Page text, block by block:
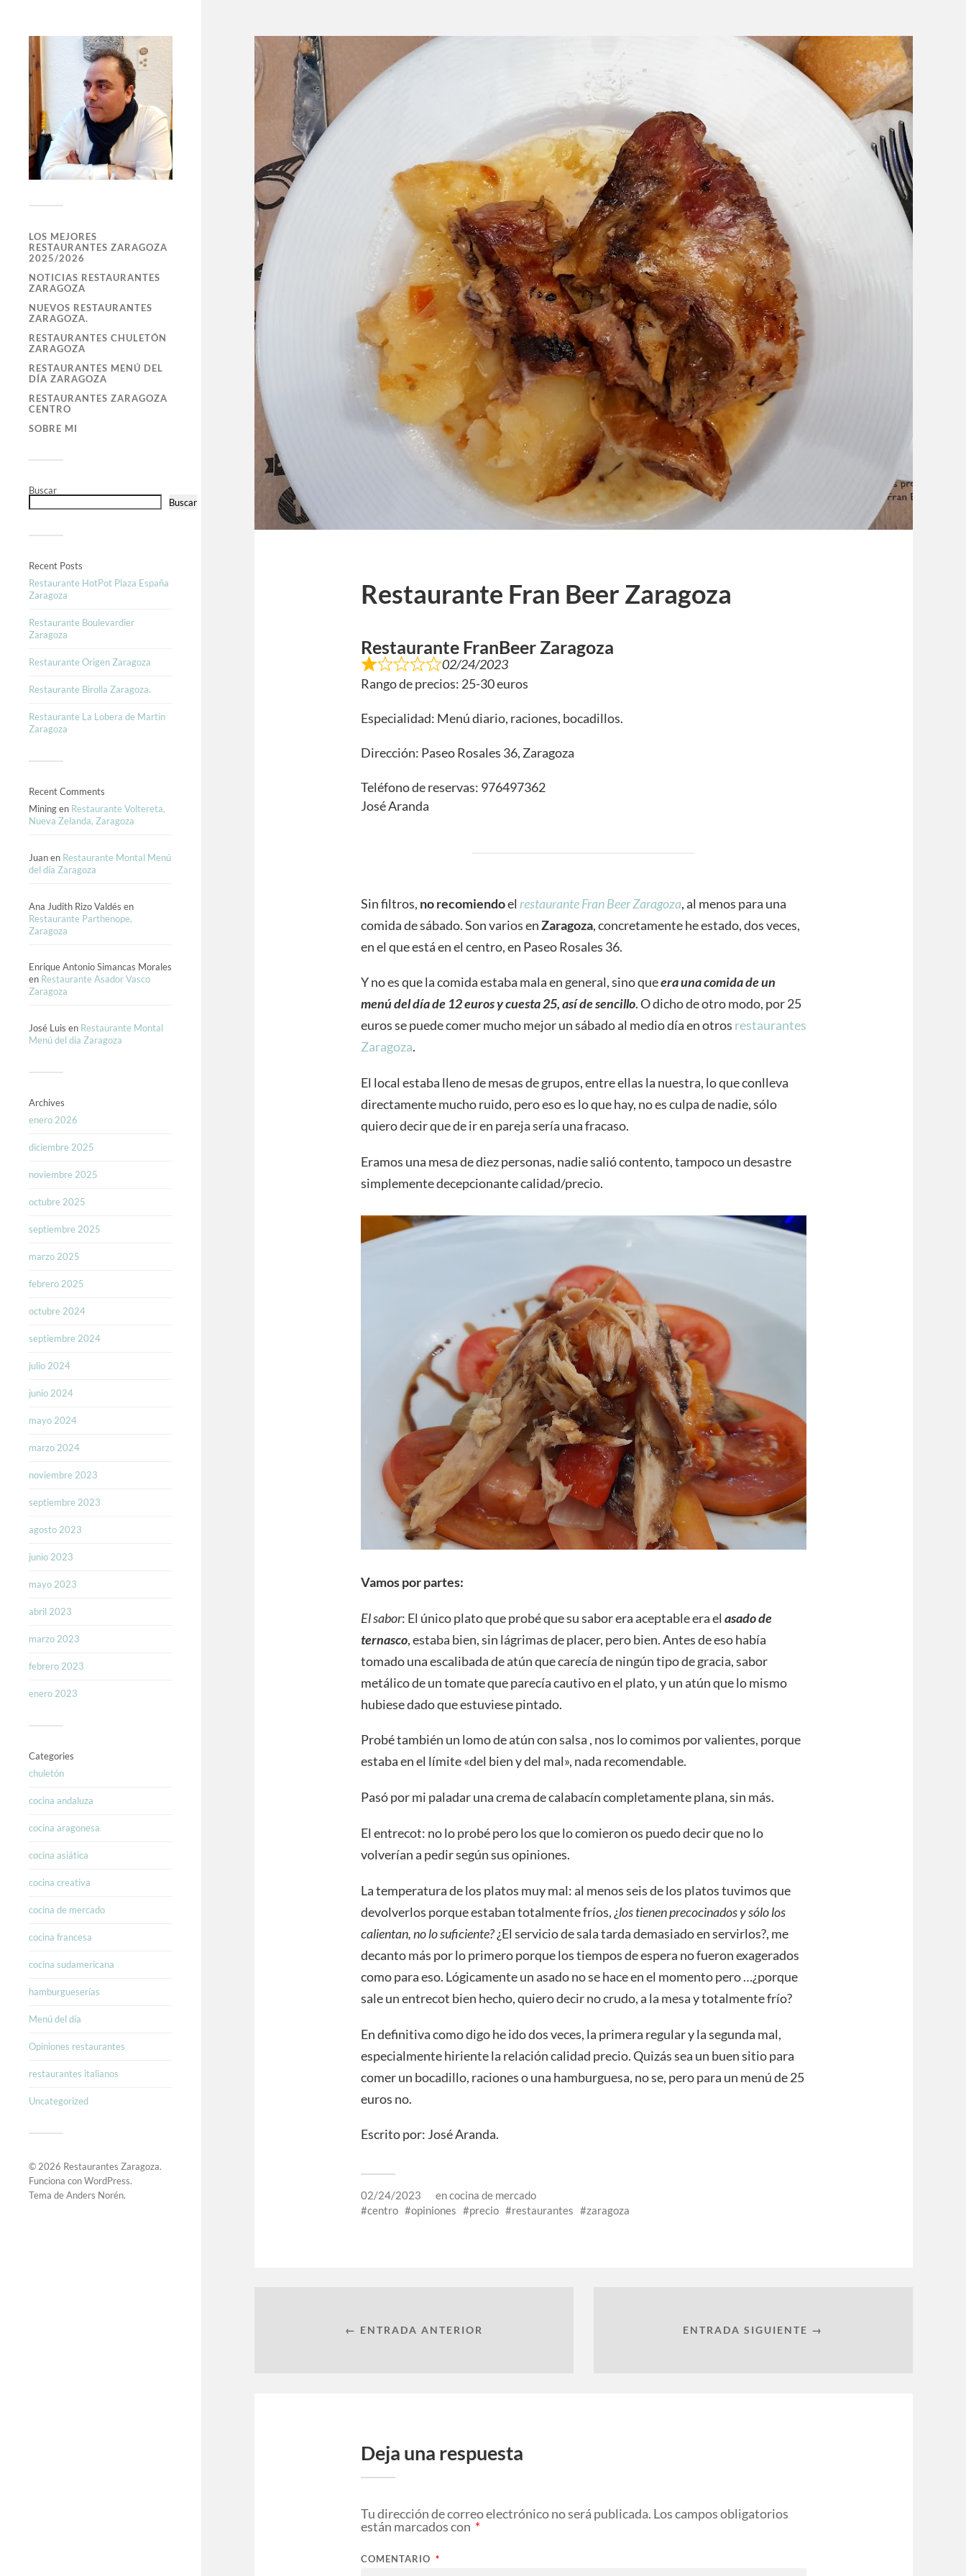
LOS MEJORES
RESTAURANTES ZARAGOZA
2025/2026
NOTICIAS RESTAURANTES
ZARAGOZA
NUEVOS RESTAURANTES
ZARAGOZA.
RESTAURANTES CHULETÓN
ZARAGOZA
RESTAURANTES MENÚ DEL
DÍA ZARAGOZA
RESTAURANTES ZARAGOZA
CENTRO
SOBRE MI
Buscar
Buscar
Recent Posts
Restaurante HotPot Plaza España
Zaragoza
Restaurante Boulevardier
Zaragoza
Restaurante Origen Zaragoza
Restaurante Birolla Zaragoza.
Restaurante La Lobera de Martin
Zaragoza
Recent Comments
Miningen Restaurante Voltereta,
Nueva Zelanda, Zaragoza
Juanen Restaurante Montal Menú
del día Zaragoza
Ana Judith Rizo Valdés en
Restaurante Parthenope,
Zaragoza
Enrique Antonio Simancas Morales
en Restaurante Asador Vasco
Zaragoza
José Luis en Restaurante Montal
Menú del día Zaragoza
Archives
enero 2026
diciembre 2025
noviembre 2025
octubre 2025
septiembre 2025
marzo 2025
febrero 2025
octubre 2024
septiembre 2024
julio 2024
junio 2024
mayo 2024
marzo 2024
noviembre 2023
septiembre 2023
agosto 2023
junio 2023
mayo 2023
abril 2023
marzo 2023
febrero 2023
enero 2023
Categories
chuletón
cocina andaluza
cocina aragonesa
cocina asiática
cocina creativa
cocina de mercado
cocina francesa
cocina sudamericana
hamburgueserías
Menú del día
Opiniones restaurantes
restaurantes italianos
Uncategorized
© 2026 Restaurantes Zaragoza.
Funciona conWordPress.
Tema deAnders Norén.
Restaurante Fran Beer Zaragoza
Restaurante FranBeer Zaragoza
02/24/2023
Rango de precios: 25-30 euros
Especialidad: Menú diario, raciones, bocadillos.
Dirección: Paseo Rosales 36, Zaragoza
Teléfono de reservas: 976497362
José Aranda
Sin filtros, no recomiendoel restaurante Fran Beer Zaragoza, al menos para una
comida de sábado. Son varios enZaragoza, concretamente he estado, dos veces,
en el que está en el centro, en Paseo Rosales 36.
Y no es que la comida estaba mala en general, sino queera una comida de un
menú del día de 12 euros y cuesta 25, así de sencillo. O dicho de otro modo, por 25
euros se puede comer mucho mejor un sábado al medio día en otros restaurantes
Zaragoza.
El local estaba lleno de mesas de grupos, entre ellas la nuestra, lo que conlleva
directamente mucho ruido, pero eso es lo que hay, no es culpa de nadie, sólo
quiero decir que de ir en pareja sería una fracaso.
Eramos una mesa de diez personas, nadie salió contento, tampoco un desastre
simplemente decepcionante calidad/precio.
Vamos por partes:
El sabor: El único plato que probé que su sabor era aceptable era el asado de
ternasco, estaba bien, sin lágrimas de placer, pero bien. Antes de eso había
tomado una escalibada de atún que carecía de ningún tipo de gracia, sabor
metálico de un tomate que parecía cautivo en el plato, y un atún que lo mismo
hubiese dado que estuviese pintado.
Probé también un lomo de atún con salsa , nos lo comimos por valientes, porque
estaba en el límite «del bien y del mal», nada recomendable.
Pasó por mi paladar una crema de calabacín completamente plana, sin más.
El entrecot: no lo probé pero los que lo comieron os puedo decir que no lo
volverían a pedir según sus opiniones.
La temperatura de los platos muy mal: al menos seis de los platos tuvimos que
devolverlos porque estaban totalmente fríos, ¿los tienen precocinados y sólo los
calientan, no lo suficiente?¿El servicio de sala tarda demasiado en servirlos?, me
decanto más por lo primero porque los tiempos de espera no fueron exagerados
como para eso. Lógicamente un asado no se hace en el momento pero …¿porque
sale un entrecot bien hecho, quiero decir no crudo, a la mesa y totalmente frío?
En definitiva como digo he ido dos veces, la primera regular y la segunda mal,
especialmente hiriente la relación calidad precio. Quizás sea un buen sitio para
comer un bocadillo, raciones o una hamburguesa, no se, pero para un menú de 25
euros no.
Escrito por: José Aranda.
02/24/2023 encocina de mercado
centro
opiniones precio restaurantes zaragoza
← ENTRADA ANTERIOR ENTRADA SIGUIENTE →
Deja una respuesta
Tu dirección de correo electrónico no será publicada. Los campos obligatorios
están marcados con *
COMENTARIO *